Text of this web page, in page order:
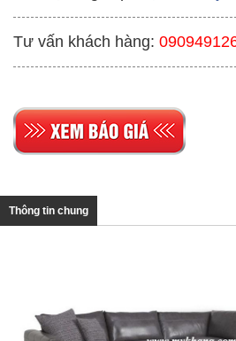
Tư vấn khách hàng:
Thông tin chung